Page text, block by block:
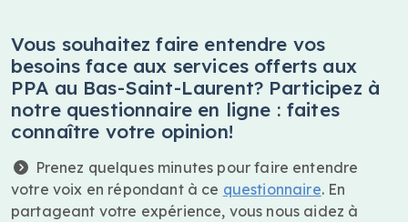
Vous souhaitez faire entendre vos
besoins face aux services offerts aux
PPA au Bas-Saint-Laurent? Participez à
notre questionnaire en ligne : faites
connaître votre opinion!
Prenez quelques minutes pour faire entendre
votre voix en répondant à ce questionnaire. En
partageant votre expérience, vous nous aidez à